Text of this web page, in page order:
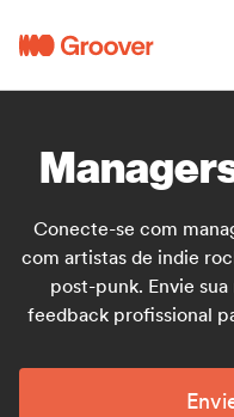
Conecte-se com
com artistas de indie
post-punk. Envie
feedback profissional